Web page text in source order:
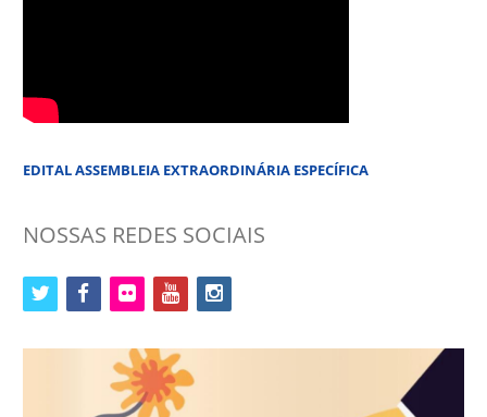
EDITAL ASSEMBLEIA EXTRAORDINÁRIA ESPECÍFICA
NOSSAS REDES SOCIAIS
twitter facebookflickr youtubeinstagram